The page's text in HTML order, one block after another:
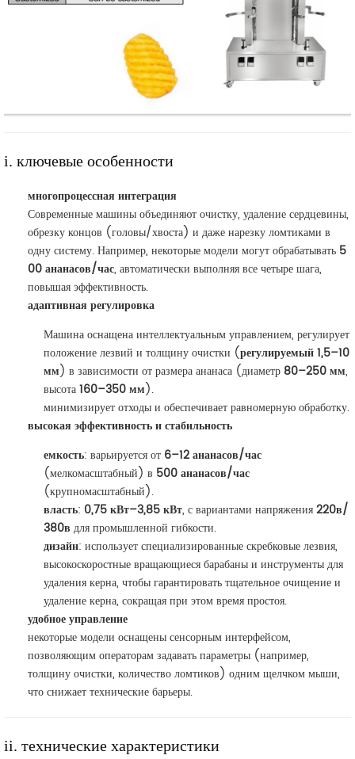
i. ключевые особенности
многопроцессная интеграция
Современные машины объединяют очистку, удаление сердцевины,
обрезку концов (головы/хвоста) и даже нарезку ломтиками в
одну систему. Например, некоторые модели могут обрабатывать 5
00 ананасов/час, автоматически выполняя все четыре шага,
повышая эффективность.
адаптивная регулировка
Машина оснащена интеллектуальным управлением, регулирует
положение лезвий и толщину очистки (регулируемый 1,5–10
мм) в зависимости от размера ананаса (диаметр 80–250 мм,
высота160–350 мм).
минимизирует отходы и обеспечивает равномерную обработку.
высокая эффективность и стабильность
емкость: варьируется от 6–12 ананасов/час
(мелкомасштабный) в 500 ананасов/час
(крупномасштабный).
власть: 0,75 кВт–3,85 кВт, с вариантами напряжения220в/
380в для промышленной гибкости.
дизайн: использует специализированные скребковые лезвия,
высокоскоростные вращающиеся барабаны и инструменты для
удаления керна, чтобы гарантировать тщательное очищение и
удаление керна, сокращая при этом время простоя.
удобное управление
некоторые модели оснащены сенсорным интерфейсом,
позволяющим операторам задавать параметры (например,
толщину очистки, количество ломтиков) одним щелчком мыши,
что снижает технические барьеры.
ii. технические характеристики